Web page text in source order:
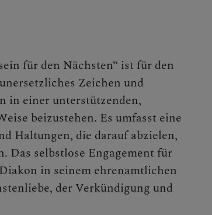
Diakon werden
Ministranten
Jobbörse
für den Nächsten“ ist für den
Zeichen und
in einer unterstützenden,
beizustehen. Es umfasst eine
Haltungen, die darauf abzielen,
Das selbstlose Engagement für
in seinem ehrenamtlichen
der Verkündigung und